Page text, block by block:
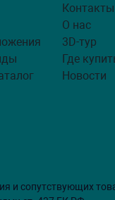
Контакты
О нас
3D-тур
Где
Новости
сопутствующих